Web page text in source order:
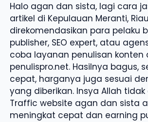
Halo agan dan sista, lagi cara
artikel di Kepulauan Meranti,
direkomendasikan para pelaku
publisher, SEO expert, atau
coba layanan penulisan konten
penulispro.net. Hasilnya bagus,
cepat, harganya juga sesuai
yang diberikan. Insya Allah
Traffic website agan dan sista
meningkat cepat dan earning